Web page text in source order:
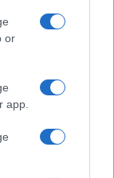
or
app.
anche
Tizio è stato il